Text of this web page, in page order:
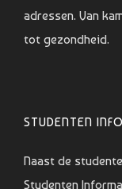
adressen. Van
tot gezondheid.
STUDENTEN
Naast de
Studenten